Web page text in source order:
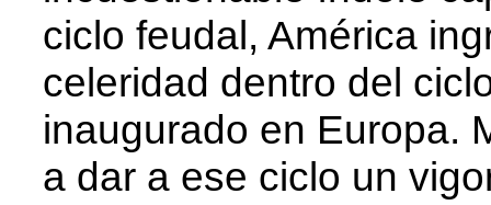
ciclo feudal, América
celeridad dentro del
inaugurado en Europa.
a dar a ese ciclo un